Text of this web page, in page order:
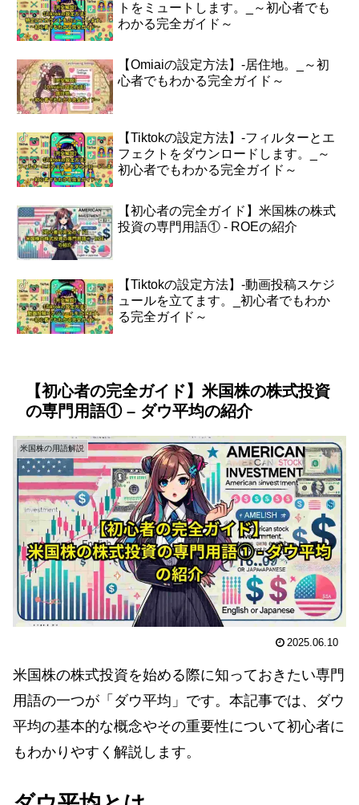
トをミュートします。_～初心者でも
わかる完全ガイド～
【Omiaiの設定方法】-居住地。_～初
心者でもわかる完全ガイド～
【Tiktokの設定方法】-フィルターとエ
フェクトをダウンロードします。_～
初心者でもわかる完全ガイド～
【初心者の完全ガイド】米国株の株式
投資の専門用語① - ROEの紹介
【Tiktokの設定方法】-動画投稿スケジ
ュールを立てます。_初心者でもわか
る完全ガイド～
【初心者の完全ガイド】米国株の株式投資
の専門用語① – ダウ平均の紹介
米国株の用語解説
2025.06.10
米国株の株式投資を始める際に知っておきたい専門
用語の一つが「ダウ平均」です。本記事では、ダウ
平均の基本的な概念やその重要性について初心者に
もわかりやすく解説します。